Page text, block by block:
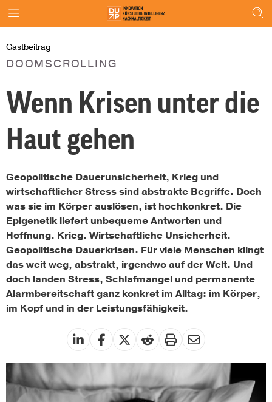
Gastbeitrag
DOOMSCROLLING
Wenn Krisen unter die
Haut gehen
Geopolitische Dauerunsicherheit, Krieg und
wirtschaftlicher Stress sind abstrakte Begriffe. Doch
was sie im Körper auslösen, ist hochkonkret. Die
Epigenetik liefert unbequeme Antworten und
Hoffnung. Krieg. Wirtschaftliche Unsicherheit.
Geopolitische Dauerkrisen. Für viele Menschen klingt
das weit weg, abstrakt, irgendwo auf der Welt. Und
doch landen Stress, Schlafmangel und permanente
Alarmbereitschaft ganz konkret im Alltag: im Körper,
im Kopf und in der Leistungsfähigkeit.